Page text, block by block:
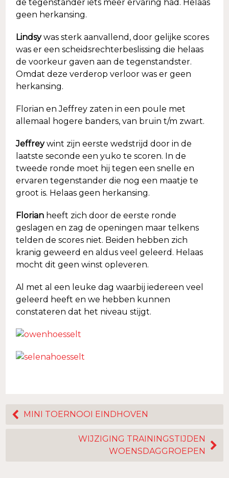
de tegenstander iets meer ervaring had. Helaas
geen herkansing.
Lindsywas sterk aanvallend, door gelijke scores
was er een scheidsrechterbeslissing die helaas
de voorkeur gaven aan de tegenstandster.
Omdat deze verderop verloor was er geen
herkansing.
Florian en Jeffrey zaten in een poule met
allemaal hogere banders, van bruin t/m zwart.
Jeffreywint zijn eerste wedstrijd door in de
laatste seconde een yuko te scoren. In de
tweede ronde moet hij tegen een snelle en
ervaren tegenstander die nog een maatje te
groot is. Helaas geen herkansing.
Florian heeft zich door de eerste ronde
geslagen en zag de openingen maar telkens
telden de scores niet. Beiden hebben zich
kranig geweerd en aldus veel geleerd. Helaas
mocht dit geen winst opleveren.
Al met al een leuke dag waarbij iedereen veel
geleerd heeft en we hebben kunnen
constateren dat het niveau stijgt.
MINI TOERNOOI EINDHOVEN
WIJZIGING TRAININGSTIJDEN
WOENSDAGGROEPEN